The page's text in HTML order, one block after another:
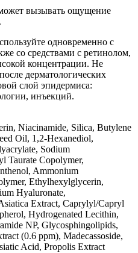
вызывать ощущение
одновременно с
со средствами с ретинолом,
концентрации. Не
дерматологических
слой эпидермиса:
инъекций.
Niacinamide, Silica, Butylene
Oil, 1,2-Hexanediol,
Sodium
Taurate Copolymer,
Ammonium
Ethylhexylglycerin,
Hyaluronate,
Extract, Caprylyl/Capryl
Hydrogenated Lecithin,
NP, Glycosphingolipids,
(0.6 ppm), Madecassoside,
Acid, Propolis Extract